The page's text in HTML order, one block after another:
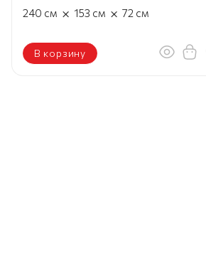
240 см × 153 см × 72 см
В корзину